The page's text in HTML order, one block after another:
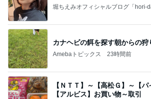
堀ちえみオフィシャルブログ「hori-
カナヘビの餌を探す朝からの狩
Amebaトピックス 23時間前
【ＮＴＴ】～【高松Ｇ】～【
【アルビス】お買い物～取引